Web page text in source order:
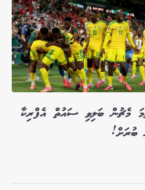
މެޗުން ބަލިވި ސައުތް އެފްރިކާ
ބުރަށް!